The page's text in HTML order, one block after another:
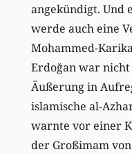
angekündigt. Und
werde auch eine
Mohammed-
Erdoğan war nicht
Äußerung in
islamische al-
warnte vor einer
der Großimam